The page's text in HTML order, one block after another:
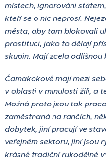
místech, ignorováni
kteří se o nic neprosí.
města, aby tam blokovali
prostituci, jako to dělají
skupin. Mají zcela
Čamakokové mají mezi
v oblasti v minulosti žili, a
Možná proto jsou tak
zaměstnaná na rančích,
dobytek, jiní pracují ve
veřejném sektoru, jiní jsou
krásné tradiční rukodělné